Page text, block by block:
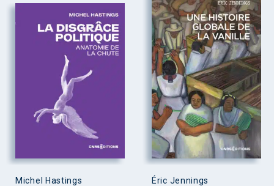
Michel Hastings Éric Jennings